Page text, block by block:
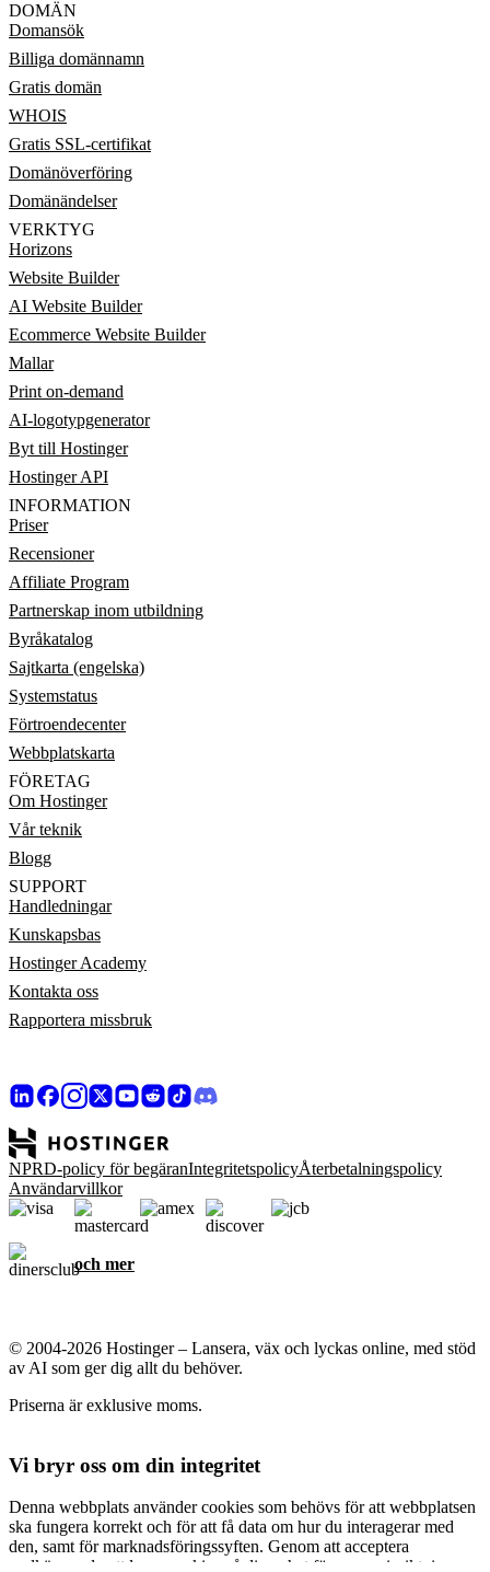
DOMÄN
Domansök
Billiga domännamn
Gratis domän
WHOIS
Gratis SSL-certifikat
Domänöverföring
Domänändelser
VERKTYG
Horizons
Website Builder
AI Website Builder
Ecommerce Website Builder
Mallar
Print on-demand
AI-logotypgenerator
Byt till Hostinger
Hostinger API
INFORMATION
Priser
Recensioner
Affiliate Program
Partnerskap inom utbildning
Byråkatalog
Sajtkarta (engelska)
Systemstatus
Förtroendecenter
Webbplatskarta
FÖRETAG
Om Hostinger
Vår teknik
Blogg
SUPPORT
Handledningar
Kunskapsbas
Hostinger Academy
Kontakta oss
Rapportera missbruk
NPRD-policy för begäranIntegritetspolicyÅterbetalningspolicy
Användarvillkor
och mer
© 2004-2026 Hostinger – Lansera, väx och lyckas online, med stöd
av AI som ger dig allt du behöver.
Priserna är exklusive moms.
Vi bryr oss om din integritet
Denna webbplats använder cookies som behövs för att webbplatsen
ska fungera korrekt och för att få data om hur du interagerar med
den, samt för marknadsföringssyften. Genom att acceptera
godkänner du att lagra cookies på din enhet för annonsinriktning,